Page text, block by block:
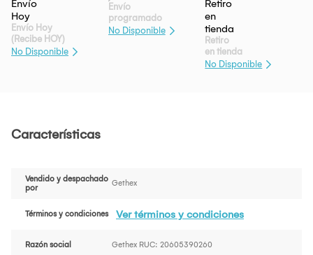
Envío Hoy
(Recibe HOY)
No Disponible
Envío
programado
No Disponible
Retiro
en tienda
No Disponible
Características
Vendido y despachado
por
Gethex
Términos y condiciones Ver términos y condiciones
Razón social Gethex RUC: 20605390260